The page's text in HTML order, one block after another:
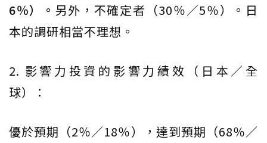
6％）。 另外，不確定者（30％／5％）。日
本的調研相當不理想。
2. 影響力投資的影響力績效（日本／全
球）：
優於預期（2％／18％），達到預期（68％／